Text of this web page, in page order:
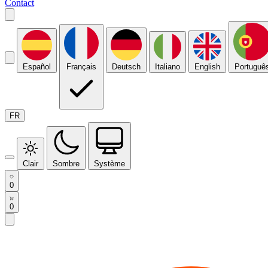
Contact
Español Français Deutsch Italiano English
FR
Clair Sombre Système
0
0